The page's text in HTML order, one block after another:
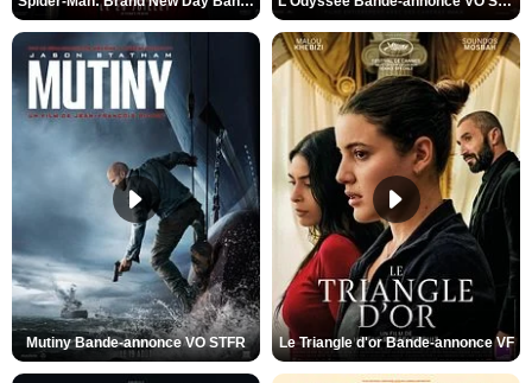
Mutiny Bande-annonce VO STFR Le Triangle d'or Bande-annonce VF